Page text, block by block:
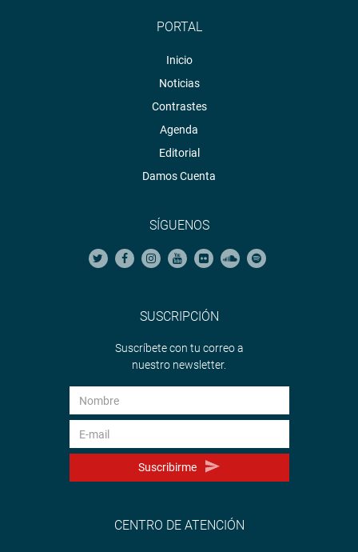
PORTAL
Inicio
Noticias
Contrastes
Agenda
Editorial
Damos Cuenta
SÍGUENOS
SUSCRIPCIÓN
Suscríbete con tu correo a
nuestro newsletter.
Suscribirme
CENTRO DE ATENCIÓN